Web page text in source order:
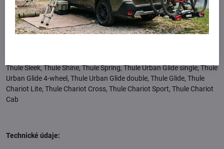
Thule Sleek, Thule Shine, Thule Spring, Thule Urban Glide single, Thule
Urban Glide 4-wheel, Thule Urban Glide double, Thule Glide, Thule
Chariot Lite, Thule Chariot Cross, Thule Chariot Sport, Thule Chariot
Cab
Technické údaje: